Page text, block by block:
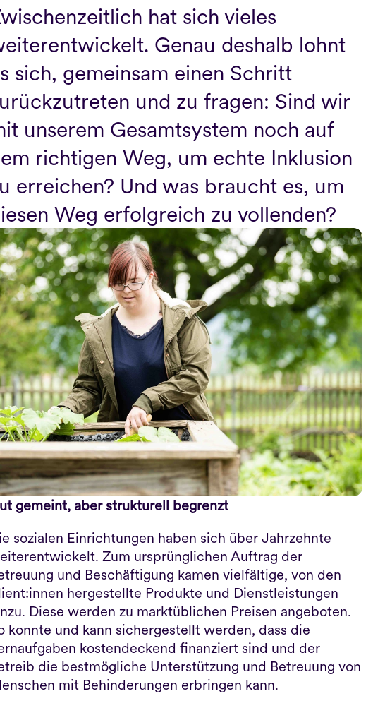
hat sich vieles
Genau deshalb lohnt
sich, gemeinsam einen Schritt
und zu fragen: Sind wir
unserem Gesamtsystem noch auf
richtigen Weg, um echte Inklusion
erreichen? Und was braucht es, um
Weg erfolgreich zu vollenden?
gemeint, aber strukturell begrenzt
sozialen Einrichtungen haben sich über Jahrzehnte
Zum ursprünglichen Auftrag der
und Beschäftigung kamen vielfältige, von den
hergestellte Produkte und Dienstleistungen
Diese werden zu marktüblichen Preisen angeboten.
konnte und kann sichergestellt werden, dass die
kostendeckend finanziert sind und der
die bestmögliche Unterstützung und Betreuung von
mit Behinderungen erbringen kann.